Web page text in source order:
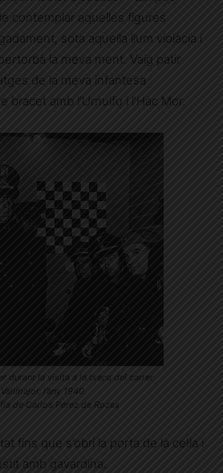
contemplar aquelles figures
sota aquella llum violàcia i
la meva ment. Vaig patir
de la meva infantesa
bracet amb l’Urnulfu i l’Hac Mor.
durant la visita a la txeca del carrer
Vallmajor, l’any 1940.
de Carlos Pérez de Rozas
fins que s’obrí la porta de la cel·la i
amb gavardina.